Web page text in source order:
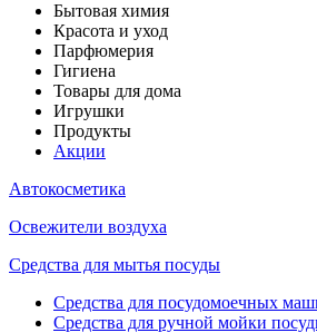
Бытовая химия
Красота и уход
Парфюмерия
Гигиена
Товары для дома
Игрушки
Продукты
Акции
Автокосметика
Освежители воздуха
Средства для мытья посуды
Средства для посудомоечных
Средства для ручной мойки